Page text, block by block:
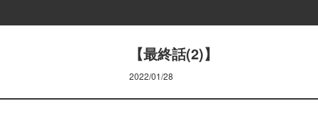
【最終話(2)】
2022/01/28